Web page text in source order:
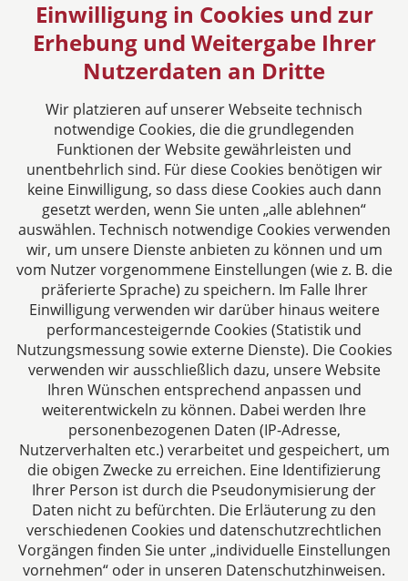
Oldenburg
Sieben Berge 37
26125 Oldenburg
Deutschland
Tel: +49 441 921730
Fax: +49 441 12629
E-Mail:info@rbo-rechtsanwaelte.de
Folgen Sie uns auf
Das europäische Kanzlei-Netzwerk
Zertifiziertes Kanzleimanagement
Einwilligung in Cookies und zur
Erhebung und Weitergabe Ihrer
Nutzerdaten an Dritte
Wir platzieren auf unserer Webseite technisch
notwendige Cookies, die die grundlegenden
Funktionen der Website gewährleisten und
unentbehrlich sind. Für diese Cookies benötigen wir
keine Einwilligung, so dass diese Cookies auch dann
gesetzt werden, wenn Sie unten „alle ablehnen“
auswählen. Technisch notwendige Cookies verwenden
wir, um unsere Dienste anbieten zu können und um
vom Nutzer vorgenommene Einstellungen (wie z. B. die
präferierte Sprache) zu speichern. Im Falle Ihrer
Einwilligung verwenden wir darüber hinaus weitere
performancesteigernde Cookies (Statistik und
Nutzungsmessung sowie externe Dienste). Die Cookies
verwenden wir ausschließlich dazu, unsere Website
Ihren Wünschen entsprechend anpassen und
weiterentwickeln zu können. Dabei werden Ihre
personenbezogenen Daten (IP-Adresse,
Nutzerverhalten etc.) verarbeitet und gespeichert, um
die obigen Zwecke zu erreichen. Eine Identifizierung
Ihrer Person ist durch die Pseudonymisierung der
Daten nicht zu befürchten. Die Erläuterung zu den
verschiedenen Cookies und datenschutzrechtlichen
Vorgängen finden Sie unter „individuelle Einstellungen
vornehmen“ oder in unseren Datenschutzhinweisen.